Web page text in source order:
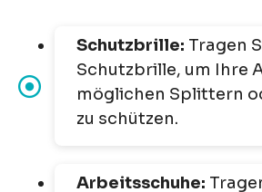
Schutzbrille: Tragen
Schutzbrille, um Ihre
möglichen Splittern
zu schützen.
Arbeitsschuhe: